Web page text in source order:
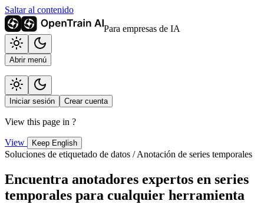
Saltar al contenido
Para empresas de IA
Abrir menú
Iniciar sesión Crear cuenta
View this page in ?
View Keep English
Soluciones de etiquetado de datos / Anotación de series temporales
Encuentra anotadores expertos en series
temporales para cualquier herramienta